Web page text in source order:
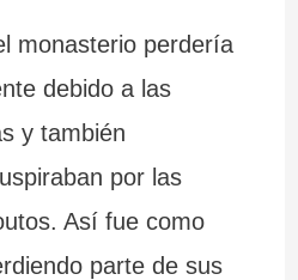
monasterio perdería
debido a las
y también
por las
Así fue como
parte de sus